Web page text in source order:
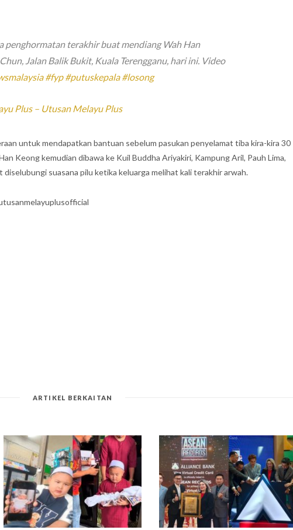
penghormatan terakhir buat mendiang Wah Han
Jalan Balik Bukit, Kuala Terengganu, hari ini. Video
#fyp #putuskepala #losong
Plus – Utusan Melayu Plus
untuk mendapatkan bantuan sebelum pasukan penyelamat tiba kira-kira 30
Keong kemudian dibawa ke Kuil Buddha Ariyakiri, Kampung Aril, Pauh Lima,
suasana pilu ketika keluarga melihat kali terakhir arwah.
ARTIKEL BERKAITAN